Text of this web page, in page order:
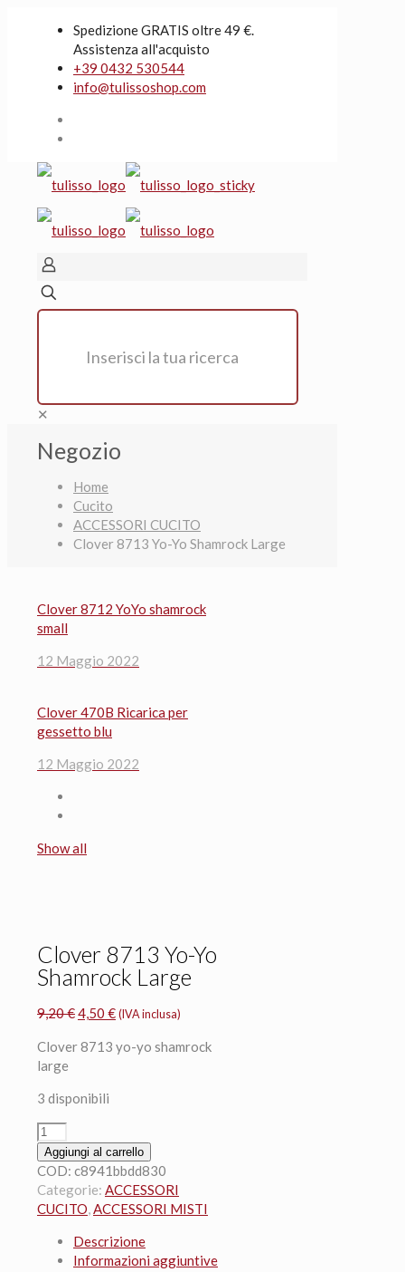
Spedizione GRATIS oltre 49 €.
Assistenza all'acquisto
+39 0432 530544
info@tulissoshop.com
✕
Negozio
Home
Cucito
ACCESSORI CUCITO
Clover 8713 Yo-Yo Shamrock Large
Clover 8712 YoYo shamrock
small
12 Maggio 2022
Clover 470B Ricarica per
gessetto blu
12 Maggio 2022
Show all
Clover 8713 Yo-Yo
Shamrock Large
9,20€Il
originale
4,50 €Il
attuale
(IVA inclusa)
Clover 8713 yo-yo shamrock
large
3 disponibili
Clover
8713
Yo-
Yo
Shamrock
quantità
Aggiungi al carrello
COD: c8941bbdd830
Categorie: ACCESSORI
CUCITO,ACCESSORI MISTI
Descrizione
Informazioni aggiuntive